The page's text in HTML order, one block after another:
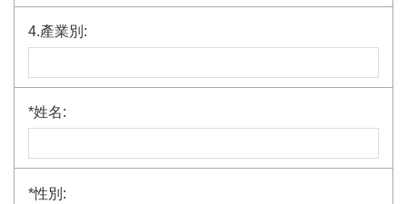
4.產業別:
*姓名:
*性別: